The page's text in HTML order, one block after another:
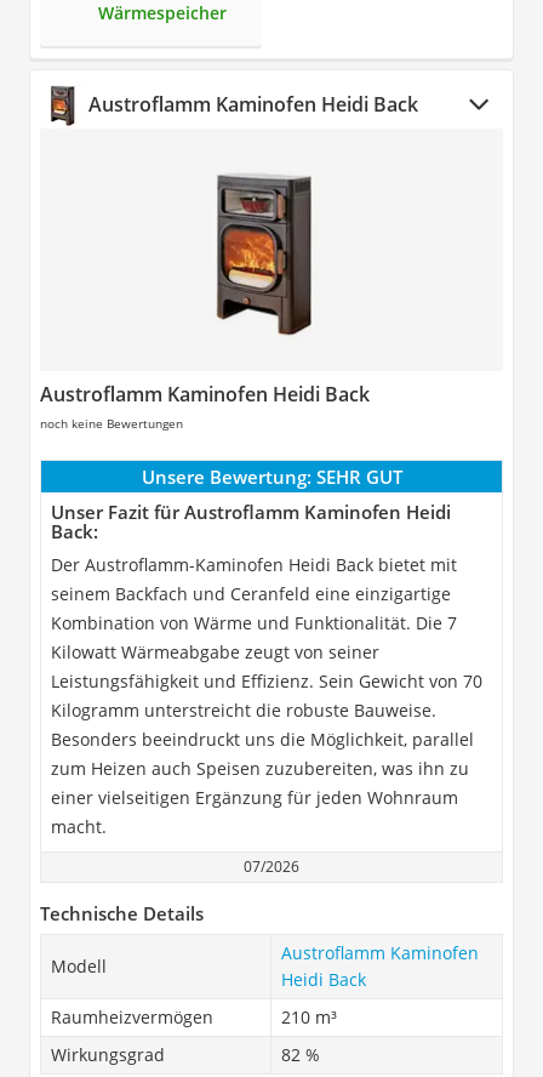
Wärmespeicher
Austroflamm Kaminofen Heidi Back
Austroflamm Kaminofen Heidi Back
noch keine Bewertungen
Unsere Bewertung: SEHR GUT
Unser Fazit für Austroflamm Kaminofen Heidi
Back:
Der Austroflamm-Kaminofen Heidi Back bietet mit
seinem Backfach und Ceranfeld eine einzigartige
Kombination von Wärme und Funktionalität. Die 7
Kilowatt Wärmeabgabe zeugt von seiner
Leistungsfähigkeit und Effizienz. Sein Gewicht von 70
Kilogramm unterstreicht die robuste Bauweise.
Besonders beeindruckt uns die Möglichkeit, parallel
zum Heizen auch Speisen zuzubereiten, was ihn zu
einer vielseitigen Ergänzung für jeden Wohnraum
macht.
07/2026
Technische Details
Modell
Austroflamm Kaminofen
Heidi Back
Raumheizvermögen
210 m³
Wirkungsgrad
82 %